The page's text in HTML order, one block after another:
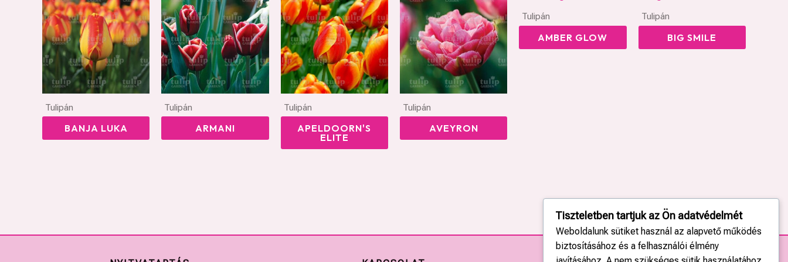
Tulipán
BANJA LUKA
Tulipán
ARMANI
Tulipán
APELDOORN'S
ELITE
Tulipán
AVEYRON
Tulipán
AMBER GLOW
Tulipán
BIG SMILE
Tiszteletben tartjuk az Ön adatvédelmét
Weboldalunk sütiket használ az alapvető működés
biztosításához és a felhasználói élmény